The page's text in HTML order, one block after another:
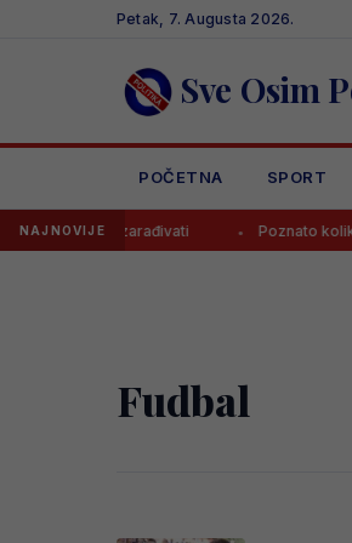
Petak, 7. Augusta 2026.
Sve Osim
POČETNA SPORT
NAJNOVIJE
koliko će zarađivati Poznato koliko
Fudbal